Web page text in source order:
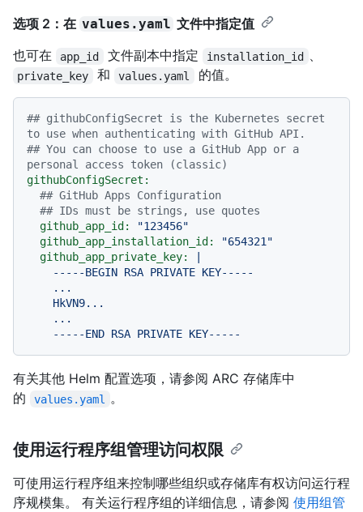
选项 2：在 values.yaml 文件中指定值
也可在
app_id 文件副本中指定 installation_id 、
private_key 和 values.yaml 的值。
## githubConfigSecret is the Kubernetes secret
to use when authenticating with GitHub API.
## You can choose to use a GitHub App or a
personal access token (classic)
githubConfigSecret:
## GitHub Apps Configuration
## IDs must be strings, use quotes
github_app_id:
"123456"
github_app_installation_id:
"654321"
github_app_private_key:
有关其他 Helm 配置选项，请参阅 ARC 存储库中
的
values.yaml 。
使用运行程序组管理访问权限
可使用运行程序组来控制哪些组织或存储库有权访问运行程
序规模集。 有关运行程序组的详细信息，请参阅 使用组管